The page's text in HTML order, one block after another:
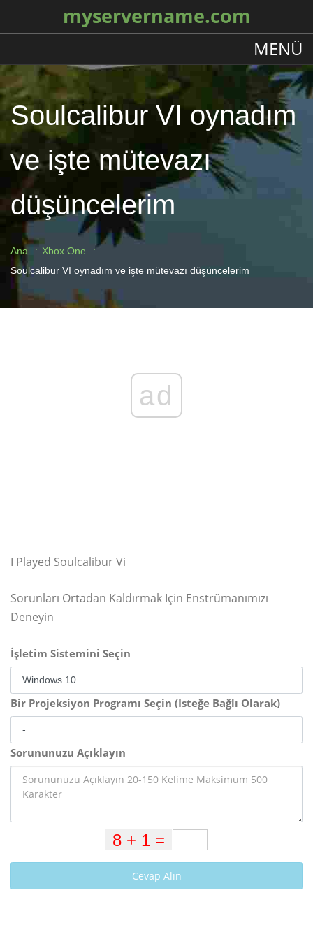
myservername.com
MENÜ
Soulcalibur VI oynadım
ve işte mütevazı
düşüncelerim
Ana
Xbox One
Soulcalibur VI oynadım ve işte mütevazı düşüncelerim
ad
I Played Soulcalibur Vi
Sorunları Ortadan Kaldırmak Için Enstrümanımızı
Deneyin
İşletim Sistemini Seçin
Bir Projeksiyon Programı Seçin (Isteğe Bağlı Olarak)
Sorununuzu Açıklayın
Cevap Alın